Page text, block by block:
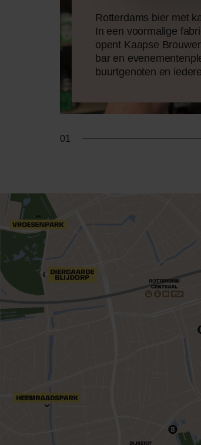
Rotterdams bier met
In een voormalige
opent Kaapse
bar en
buurtgenoten en
01